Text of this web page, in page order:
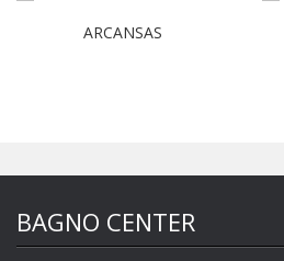
ARCANSAS
BAGNO CENTER